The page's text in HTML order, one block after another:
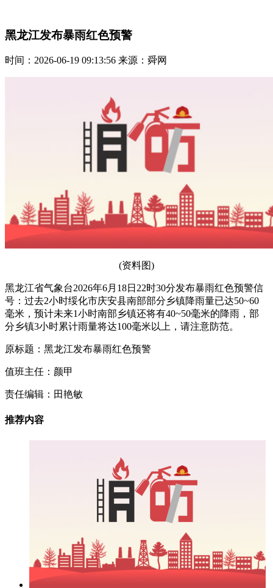
黑龙江发布暴雨红色预警
时间：2026-06-19 09:13:56 来源：舜网
(资料图)
黑龙江省气象台2026年6月18日22时30分发布暴雨红色预警信
号：过去2小时绥化市庆安县南部部分乡镇降雨量已达50~60
毫米，预计未来1小时南部乡镇还将有40~50毫米的降雨，部
分乡镇3小时累计雨量将达100毫米以上，请注意防范。
原标题：黑龙江发布暴雨红色预警
值班主任：颜甲
责任编辑：田艳敏
推荐内容